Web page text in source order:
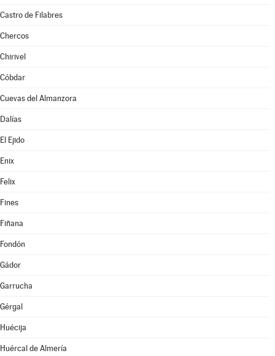
Castro de Filabres
Chercos
Chirivel
Cóbdar
Cuevas del Almanzora
Dalías
El Ejido
Enix
Felix
Fines
Fiñana
Fondón
Gádor
Garrucha
Gérgal
Huécija
Huércal de Almería